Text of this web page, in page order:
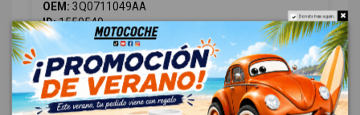
OEM: 3Q0711049AA
ID:1550540
48,00 € Sin IVA
58,08 € Con IVA
Do not show again.